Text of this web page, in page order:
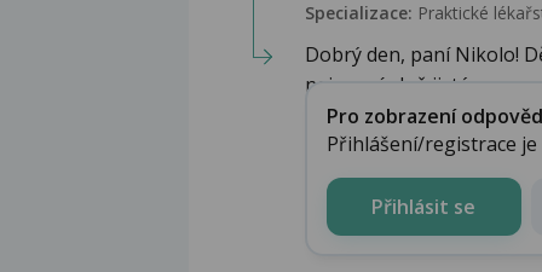
Specializace: Praktické
Dobrý den, paní Nikolo!
nejsem úplně jistá co n...
Pro zobrazení
Přihlášení/registrace
Přihlásit se